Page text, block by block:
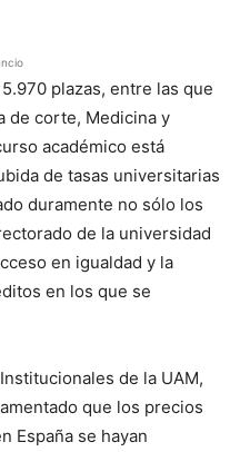
plazas, entre las que
de corte, Medicina y
académico está
de tasas universitarias
duramente no sólo los
de la universidad
en igualdad y la
en los que se
de la UAM,
que los precios
España se hayan